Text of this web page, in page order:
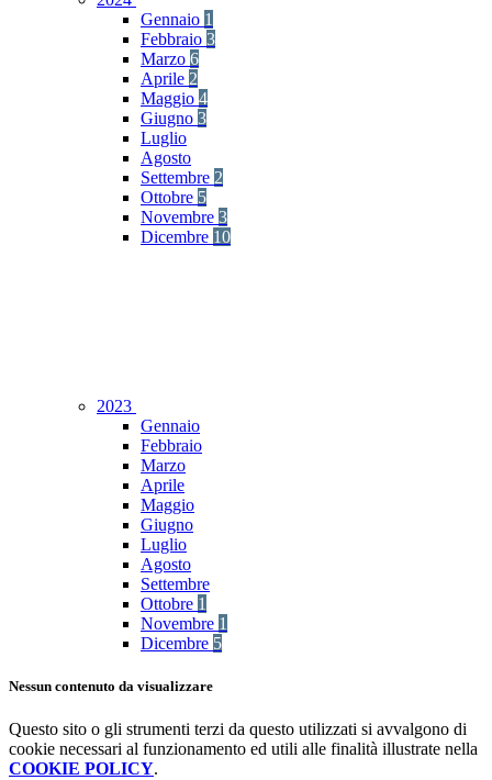
Gennaio 1
Febbraio 3
Marzo 6
Aprile 2
Maggio 4
Giugno 3
Luglio
Agosto
Settembre 2
Ottobre 5
Novembre 3
Dicembre 10
2023
Gennaio
Febbraio
Marzo
Aprile
Maggio
Giugno
Luglio
Agosto
Settembre
Ottobre 1
Novembre 1
Dicembre 5
Nessun contenuto da visualizzare
Questo sito o gli strumenti terzi da questo utilizzati si avvalgono di
cookie necessari al funzionamento ed utili alle finalità illustrate nella
COOKIE POLICY.